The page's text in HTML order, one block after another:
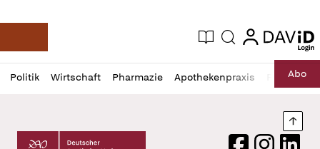
Deutsche Apotheker Zeitung
Aktuelle Ausgabe
Suche login
login
Politik Wirtschaft Pharmazie Apothekenpraxis RechtAbo
Profil
öffnen
Daz
Pur
Deutscher Apotheker Verlag Logo
FacebookInstagram